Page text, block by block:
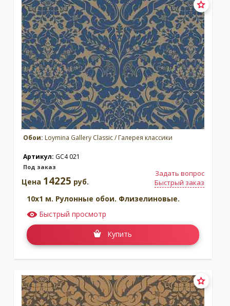
Обои: Loymina Gallery Classic / Галерея классики
Артикул: GC4 021
Под заказ
Задать вопрос
Быстрый заказ
Цена 14225 руб.
10x1 м. Рулонные обои. Флизелиновые.
Быстрый просмотр
Купить